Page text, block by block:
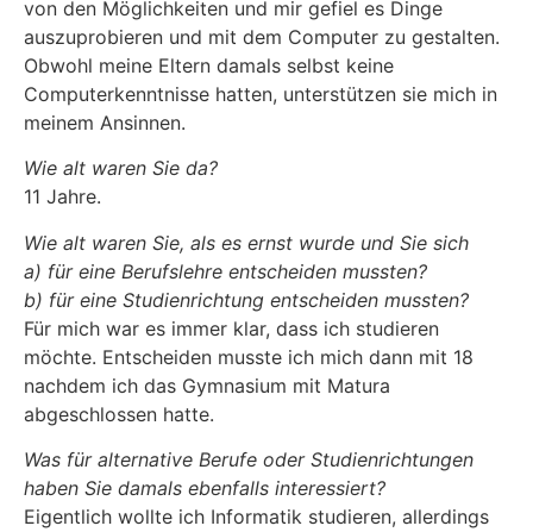
von den Möglichkeiten und mir gefiel es Dinge
auszuprobieren und mit dem Computer zu gestalten.
Obwohl meine Eltern damals selbst keine
Computerkenntnisse hatten, unterstützen sie mich in
meinem Ansinnen.
Wie alt waren Sie da?
11 Jahre.
Wie alt waren Sie, als es ernst wurde und Sie sich
a) für eine Berufslehre entscheiden mussten?
b) für eine Studienrichtung entscheiden mussten?
Für mich war es immer klar, dass ich studieren
möchte. Entscheiden musste ich mich dann mit 18
nachdem ich das Gymnasium mit Matura
abgeschlossen hatte.
Was für alternative Berufe oder Studienrichtungen
haben Sie damals ebenfalls interessiert?
Eigentlich wollte ich Informatik studieren, allerdings